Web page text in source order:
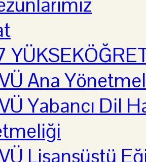
Ana
Yabancı Dil
Lisansüstü